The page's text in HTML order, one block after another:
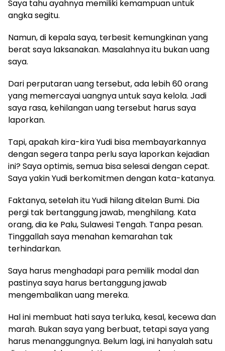
Saya tahu ayahnya memiliki kemampuan untuk
angka segitu.
Namun, di kepala saya, terbesit kemungkinan yang
berat saya laksanakan. Masalahnya itu bukan uang
saya.
Dari perputaran uang tersebut, ada lebih 60 orang
yang memercayai uangnya untuk saya kelola. Jadi
saya rasa, kehilangan uang tersebut harus saya
laporkan.
Tapi, apakah kira-kira Yudi bisa membayarkannya
dengan segera tanpa perlu saya laporkan kejadian
ini? Saya optimis, semua bisa selesai dengan cepat.
Saya yakin Yudi berkomitmen dengan kata-katanya.
Faktanya, setelah itu Yudi hilang ditelan Bumi. Dia
pergi tak bertanggung jawab, menghilang. Kata
orang, dia ke Palu, Sulawesi Tengah. Tanpa pesan.
Tinggallah saya menahan kemarahan tak
terhindarkan.
Saya harus menghadapi para pemilik modal dan
pastinya saya harus bertanggung jawab
mengembalikan uang mereka.
Hal ini membuat hati saya terluka, kesal, kecewa dan
marah. Bukan saya yang berbuat, tetapi saya yang
harus menanggungnya. Belum lagi, ini hanyalah satu